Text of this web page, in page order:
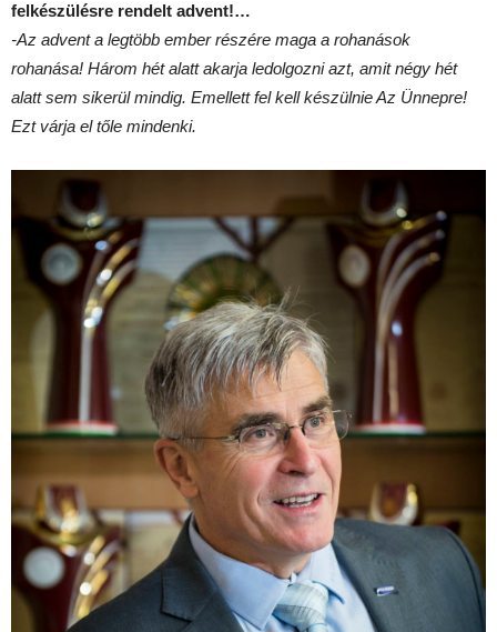
felkészülésre rendelt advent!…
-Az advent a legtöbb ember részére maga a rohanások
rohanása! Három hét alatt akarja ledolgozni azt, amit négy hét
alatt sem sikerül mindig. Emellett fel kell készülnie Az Ünnepre!
Ezt várja el tőle mindenki.